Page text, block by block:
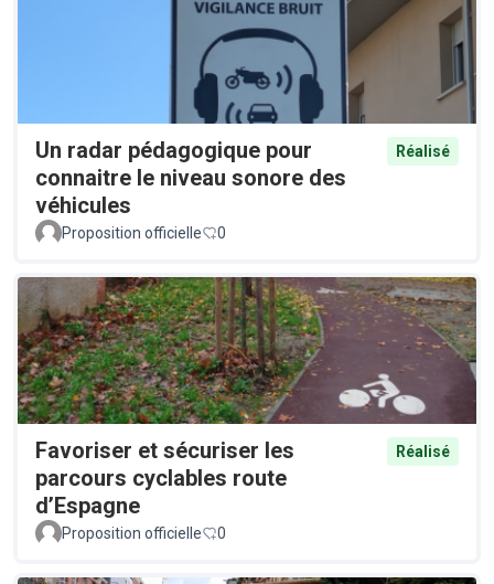
Un radar pédagogique pour
connaitre le niveau sonore des
véhicules
Réalisé
Proposition officielle 0
Favoriser et sécuriser les
parcours cyclables route
d’Espagne
Réalisé
Proposition officielle 0